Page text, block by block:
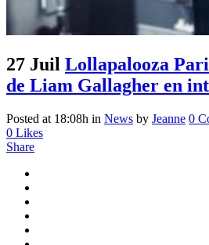
27 Juil Lollapalooza
de Liam Gallagher en
Posted at 18:08h in News by Jeanne 0
0 Likes
Share